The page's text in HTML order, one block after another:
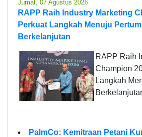
Jumat, 07 Agustus 2026
RAPP Raih Industry Marketing
Perkuat Langkah Menuju
Berkelanjutan
RAPP Raih
Champion
Langkah
PalmCo: Kemitraan Petani